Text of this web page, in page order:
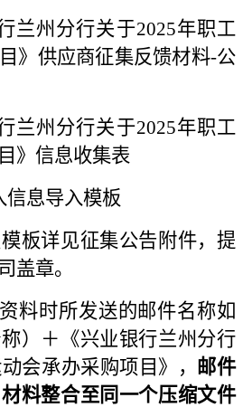
兰州分行关于2025年职工
》供应商征集反馈材料-公
兰州分行关于2025年职工
》信息收集表
信息导入模板
板详见征集公告附件，提
盖章。
料时所发送的邮件名称如
）＋《兴业银行兰州分行
会承办采购项目》， 邮件
料整合至同一个压缩文件